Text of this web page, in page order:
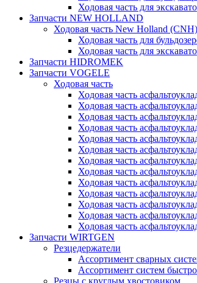
Ходовая часть для
Запчасти NEW HOLLAND
Ходовая часть New Holland (CNH)
Ходовая часть для
Ходовая часть для
Запчасти HIDROMEK
Запчасти VOGELE
Ходовая часть
Ходовая часть
Ходовая часть
Ходовая часть
Ходовая часть
Ходовая часть
Ходовая часть
Ходовая часть
Ходовая часть
Ходовая часть
Ходовая часть
Ходовая часть
Ходовая часть
Ходовая часть
Запчасти WIRTGEN
Резцедержатели
Ассортимент сварных
Ассортимент систем
Резцы с круглым хвостовиком